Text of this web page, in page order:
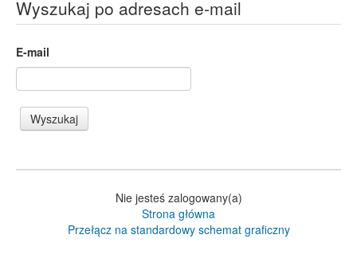
Wyszukaj po adresach e-mail
E-mail
Nie jesteś zalogowany(a)
Strona główna
Przełącz na standardowy schemat graficzny